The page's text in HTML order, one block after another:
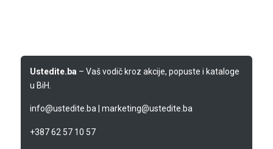
Ustedite.ba – Vaš vodič kroz akcije, popuste i kataloge
u BiH.
info@ustedite.ba marketing@ustedite.ba
+387 62 57 10 57